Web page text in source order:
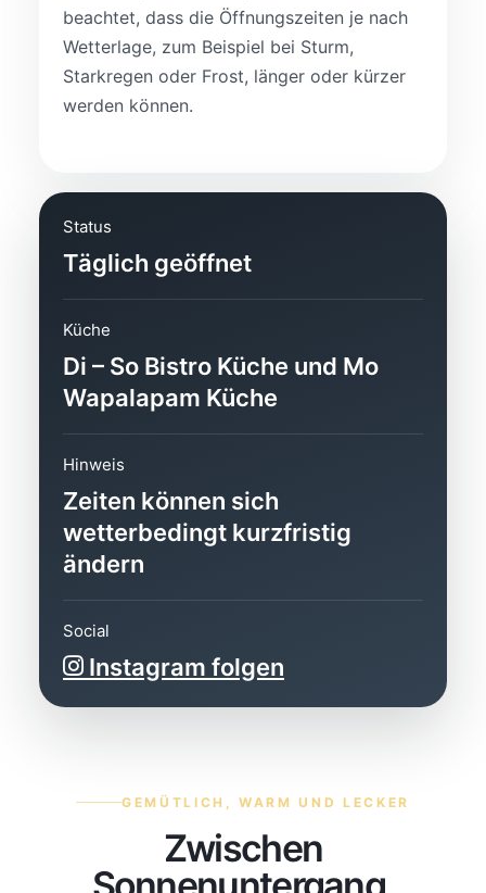
beachtet, dass die Öffnungszeiten je nach
Wetterlage, zum Beispiel bei Sturm,
Starkregen oder Frost, länger oder kürzer
werden können.
Status
Täglich geöffnet
Küche
Di – So Bistro Küche und Mo
Wapalapam Küche
Hinweis
Zeiten können sich
wetterbedingt kurzfristig
ändern
Social
Instagram folgen
GEMÜTLICH, WARM UND LECKER
Zwischen